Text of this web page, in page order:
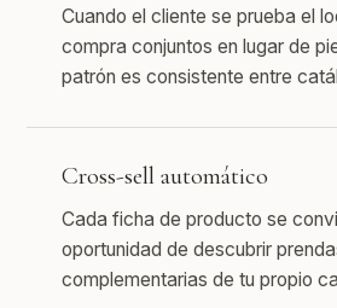
Cuando el cliente se prueba el
compra conjuntos en lugar de
patrón es consistente entre
Cross-sell automático
Cada ficha de producto se
oportunidad de descubrir
complementarias de tu propio